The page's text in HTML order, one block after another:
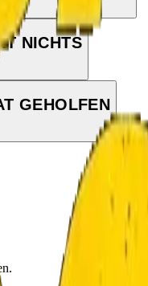
NICHTS
GEHOLFEN